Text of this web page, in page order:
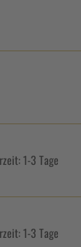
1-3 Tage
1-3 Tage